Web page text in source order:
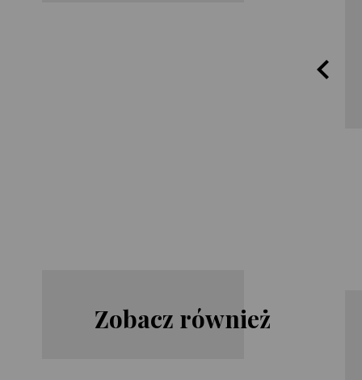
Zobacz również
Joe Hill
Dean